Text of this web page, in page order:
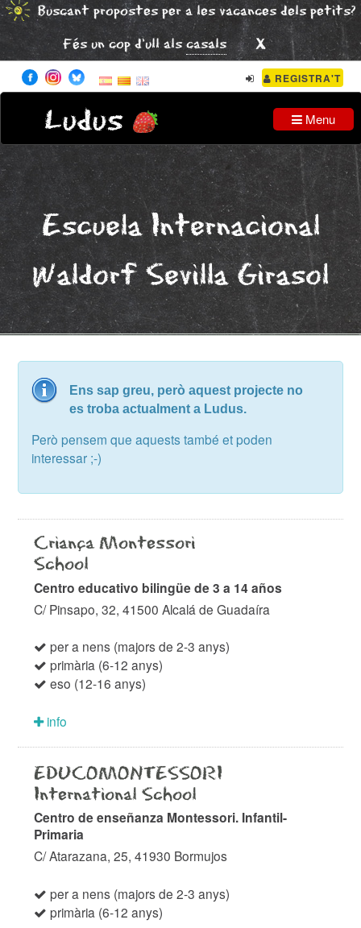
Buscant propostes per a les vacances dels petits?
Fés un cop d'ull alscasals x
REGISTRA'T
Ludus Menu
Escuela Internacional
Waldorf Sevilla Girasol
Ens sap greu, però aquest projecte no
es troba actualment a Ludus.
Però pensem que aquests també et poden
interessar ;-)
Criança Montessori
School
Centro educativo bilingüe de 3 a 14 años
C/ Pinsapo, 32, 41500 Alcalá de Guadaíra
per a nens (majors de 2-3 anys)
primària (6-12 anys)
eso (12-16 anys)
info
EDUCOMONTESSORI
International School
Centro de enseñanza Montessori. Infantil-
Primaria
C/ Atarazana, 25, 41930 Bormujos
per a nens (majors de 2-3 anys)
primària (6-12 anys)